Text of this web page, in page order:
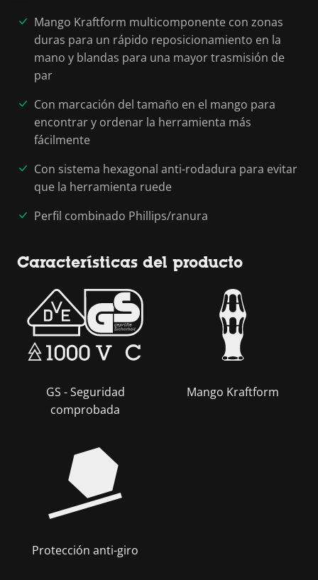
Mango Kraftform multicomponente con zonas
duras para un rápido reposicionamiento en la
mano y blandas para una mayor trasmisión de
par
Con marcación del tamaño en el mango para
encontrar y ordenar la herramienta más
fácilmente
Con sistema hexagonal anti-rodadura para evitar
que la herramienta ruede
Perfil combinado Phillips/ranura
Características del producto
GS - Seguridad
comprobada
Mango Kraftform
Protección anti-giro